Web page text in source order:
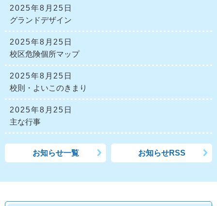
2025年8月25日
グランドデザイン
2025年8月25日
校区危険個所マップ
2025年8月25日
校則・よいこのきまり
2025年8月25日
主な行事
お知らせ一覧 お知らせRSS